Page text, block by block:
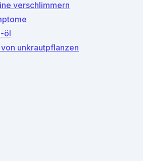
verschlimmern
öl
unkrautpflanzen